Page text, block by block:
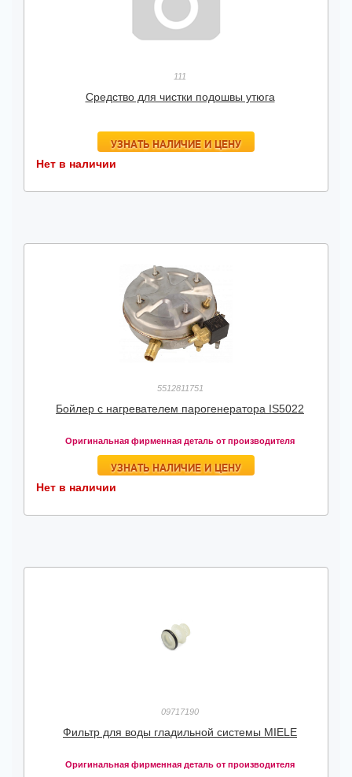
111
Средство для чистки подошвы утюга
УЗНАТЬ НАЛИЧИЕ И ЦЕНУ
Нет в наличии
5512811751
Бойлер с нагревателем парогенератора IS5022
Оригинальная фирменная деталь от производителя
УЗНАТЬ НАЛИЧИЕ И ЦЕНУ
Нет в наличии
09717190
Фильтр для воды гладильной системы MIELE
Оригинальная фирменная деталь от производителя